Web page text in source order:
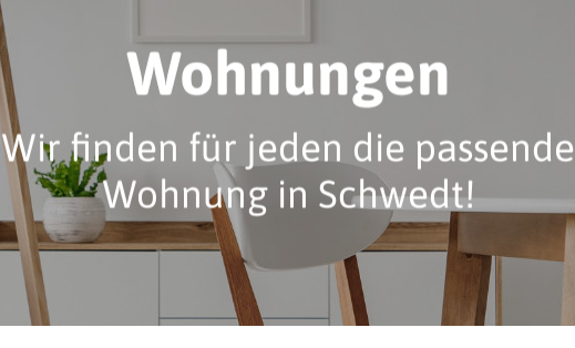
Wohnungen
Wir finden für jeden die passende
Wohnung in Schwedt!